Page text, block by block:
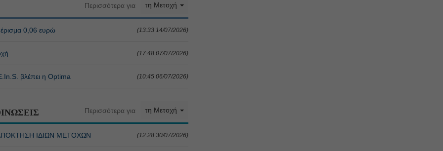
Περισσότερα για τη Μετοχή
0,06 ευρώ (13:33 14/07/2026)
(17:48 07/07/2026)
βλέπει η Optima (10:45 06/07/2026)
Περισσότερα για τη Μετοχή
ΙΔΙΩΝ ΜΕΤΟΧΩΝ (12:28 30/07/2026)